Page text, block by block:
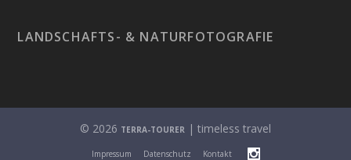
LANDSCHAFTS- & NATURFOTOGRAFIE
© 2026 TERRA-TOURER | timeless travel
Impressum Datenschutz Kontakt